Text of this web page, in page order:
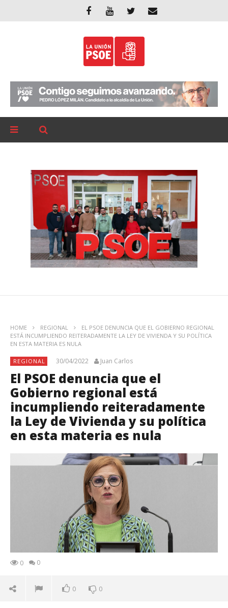
HOME REGIONAL
EL PSOE DENUNCIA QUE EL GOBIERNO REGIONAL
ESTÁ INCUMPLIENDO REITERADAMENTE LA LEY DE VIVIENDA Y SU POLÍTICA
EN ESTA MATERIA ES NULA
REGIONAL 30/04/2022 Juan Carlos
El PSOE denuncia que el
Gobierno regional está
incumpliendo reiteradamente
la Ley de Vivienda y su política
en esta materia es nula
0 0
0 0